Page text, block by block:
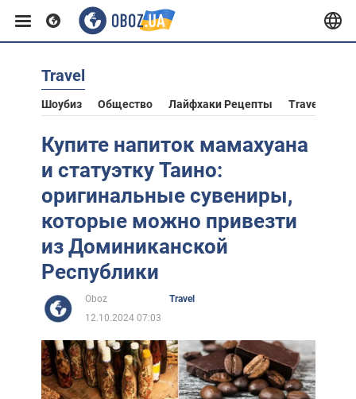
Европа
США
Азия
Африка
Жизнь
Лайфхаки
Travel
Шоубиз Общество Лайфхаки Рецепты Travel
Купите напиток мамахуана
и статуэтку Таино:
оригинальные сувениры,
которые можно привезти
из Доминиканской
Республики
Oboz
Travel
12.10.2024 07:03